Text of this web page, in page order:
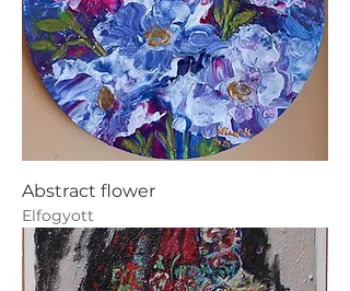
Abstract flower
Elfogyott